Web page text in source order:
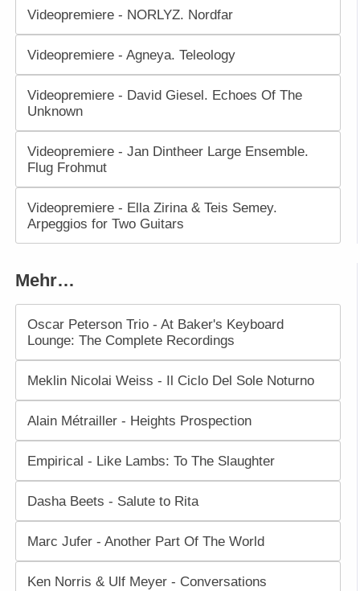
Videopremiere - NORLYZ. Nordfar
Videopremiere - Agneya. Teleology
Videopremiere - David Giesel. Echoes Of The
Unknown
Videopremiere - Jan Dintheer Large Ensemble.
Flug Frohmut
Videopremiere - Ella Zirina & Teis Semey.
Arpeggios for Two Guitars
Mehr…
Oscar Peterson Trio - At Baker's Keyboard
Lounge: The Complete Recordings
Meklin Nicolai Weiss - Il Ciclo Del Sole Noturno
Alain Métrailler - Heights Prospection
Empirical - Like Lambs: To The Slaughter
Dasha Beets - Salute to Rita
Marc Jufer - Another Part Of The World
Ken Norris & Ulf Meyer - Conversations